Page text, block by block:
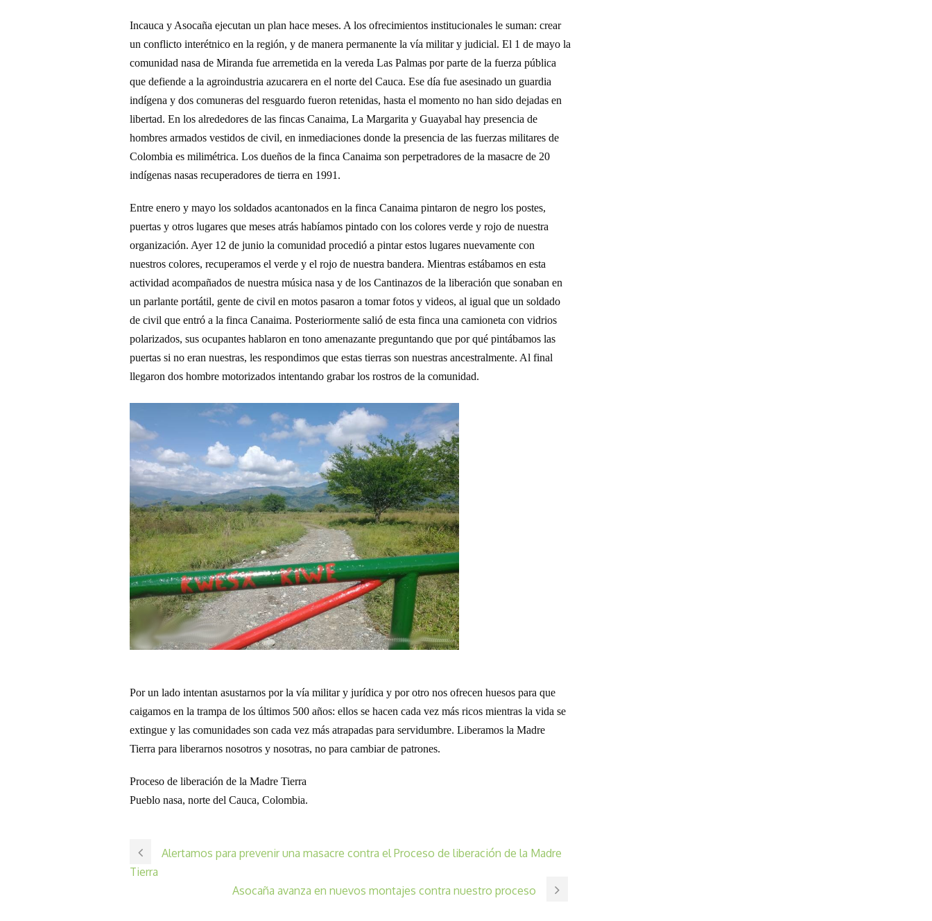
Incauca y Asocaña ejecutan un plan hace meses. A los ofrecimientos institucionales le suman: crear
un conflicto interétnico en la región, y de manera permanente la vía militar y judicial. El 1 de mayo la
comunidad nasa de Miranda fue arremetida en la vereda Las Palmas por parte de la fuerza pública
que defiende a la agroindustria azucarera en el norte del Cauca. Ese día fue asesinado un guardia
indígena y dos comuneras del resguardo fueron retenidas, hasta el momento no han sido dejadas en
libertad. En los alrededores de las fincas Canaima, La Margarita y Guayabal hay presencia de
hombres armados vestidos de civil, en inmediaciones donde la presencia de las fuerzas militares de
Colombia es milimétrica. Los dueños de la finca Canaima son perpetradores de la masacre de 20
indígenas nasas recuperadores de tierra en 1991.
Entre enero y mayo los soldados acantonados en la finca Canaima pintaron de negro los postes,
puertas y otros lugares que meses atrás habíamos pintado con los colores verde y rojo de nuestra
organización. Ayer 12 de junio la comunidad procedió a pintarestos lugares nuevamente con
nuestros colores, recuperamos el verde y el rojo de nuestra bandera. Mientras estábamos en esta
actividad acompañados de nuestra música nasa y de los Cantinazos de la liberación que sonaban en
un parlante portátil, gente de civil en motos pasaron a tomar fotos y videos, al igual que un soldado
de civil que entró a la finca Canaima. Posteriormente salió de esta finca una camioneta con vidrios
polarizados, sus ocupantes hablaron en tono amenazante preguntando que por qué pintábamos las
puertas si no eran nuestras, les respondimos que estas tierras son nuestras ancestralmente. Al final
llegaron dos hombre motorizados intentando grabarlos rostros de la comunidad.
Por un lado intentan asustarnos por la vía militar y jurídica y por otro nos ofrecen huesos para que
caigamos en la trampa de los últimos 500 años: ellos se hacen cada vez más ricos mientras la vida se
extingue y las comunidades son cada vez más atrapadas para servidumbre. Liberamos la Madre
Tierra para liberarnos nosotros y nosotras, no para cambiar de patrones.
Proceso de liberación de la Madre Tierra
Pueblo nasa, norte del Cauca, Colombia.
Alertamos para prevenir una masacre contra el Proceso de liberación de la Madre
Tierra
Asocaña avanza en nuevos montajes contra nuestro proceso